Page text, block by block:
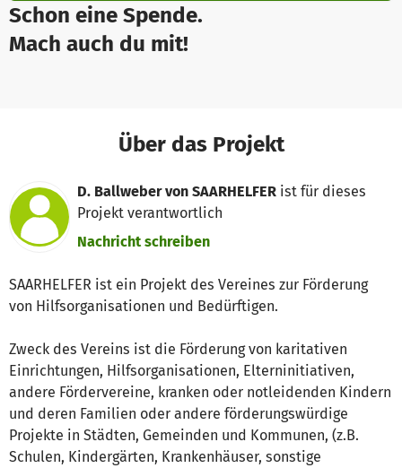
Schon eine Spende.
Mach auch du mit!
Über das Projekt
D. Ballweber von SAARHELFER ist für dieses
Projekt verantwortlich
Nachricht schreiben
SAARHELFER ist ein Projekt des Vereines zur Förderung
von Hilfsorganisationen und Bedürftigen.
Zweck des Vereins ist die Förderung von karitativen
Einrichtungen, Hilfsorganisationen, Elterninitiativen,
andere Fördervereine, kranken oder notleidenden Kindern
und deren Familien oder andere förderungswürdige
Projekte in Städten, Gemeinden und Kommunen, (z.B.
Schulen, Kindergärten, Krankenhäuser, sonstige